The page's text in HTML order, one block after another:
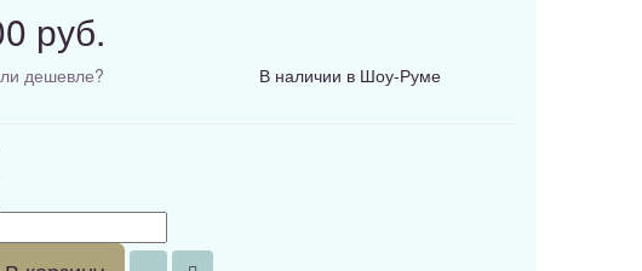
руб.
дешевле? В наличии в Шоу-Руме